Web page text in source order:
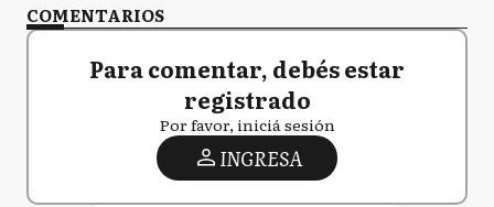
COMENTARIOS
Para comentar, debés estar
registrado
Por favor, iniciá sesión
INGRESA